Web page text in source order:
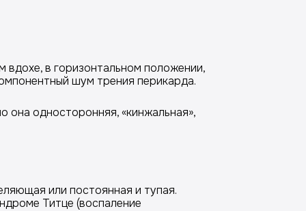
вдохе, в горизонтальном положении,
шум трения перикарда.
односторонняя, «кинжальная»,
или постоянная и тупая.
Титце (воспаление